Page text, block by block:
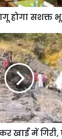
होगा सशक्त
खाई में